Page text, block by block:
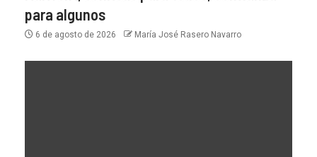
para algunos
6 de agosto de 2026 María José Rasero Navarro